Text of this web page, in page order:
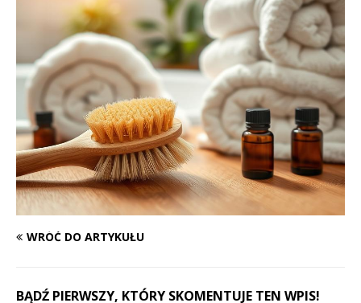
WRÓĆ DO ARTYKUŁU
BĄDŹ PIERWSZY, KTÓRY SKOMENTUJE TEN WPIS!